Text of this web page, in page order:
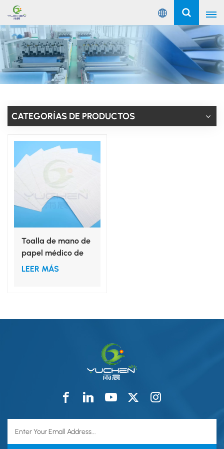
Español
English
Русский
Español
CATEGORÍAS DE PRODUCTOS
Toalla de mano de
papel médico de
55 g/m² 30*40
LEER MÁS